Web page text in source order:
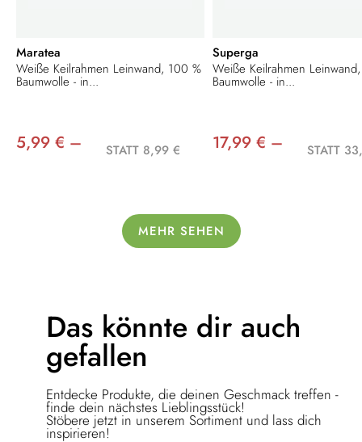
Maratea
Weiße Keilrahmen Leinwand, 100 %
Baumwolle - in...
5,99 € – STATT 8,99 €
Superga
Weiße Keilrahmen
Baumwolle - in...
17,99 € – STATT
MEHR SEHEN
Das könnte dir auch
gefallen
Entdecke Produkte, die deinen Geschmack treffen -
finde dein nächstes Lieblingsstück!
Stöbere jetzt in unserem Sortiment und lass dich
inspirieren!